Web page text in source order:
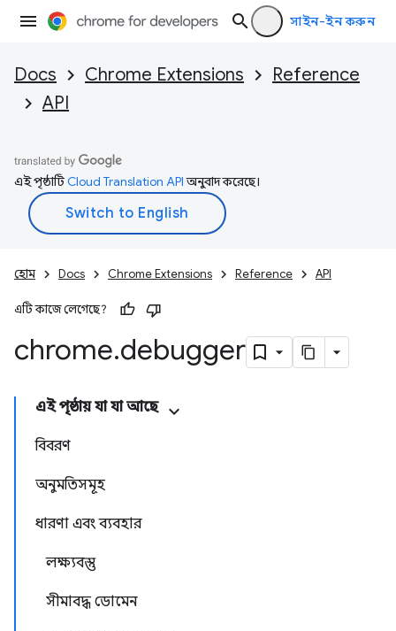
সাইন-ইন করুন
Docs Chrome Extensions
Reference
API
এই পৃষ্ঠাটিCloud Translation APIঅনুবাদ করেছে।
হোম Docs Chrome Extensions Reference API
এটি কাজে লেগেছে?
chrome.debugger
এই পৃষ্ঠায় যা যা আছে
বিবরণ
অনুমতিসমূহ
ধারণা এবং ব্যবহার
লক্ষ্যবস্তু
সীমাবদ্ধ ডোমেন